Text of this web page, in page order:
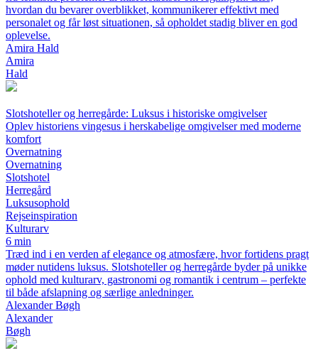
hvordan du bevarer overblikket, kommunikerer effektivt med
personalet og får løst situationen, så opholdet stadig bliver en god
oplevelse.
Amira Hald
Amira
Hald
Slotshoteller og herregårde: Luksus i historiske omgivelser
Oplev historiens vingesus i herskabelige omgivelser med moderne
komfort
Overnatning
Overnatning
Slotshotel
Herregård
Luksusophold
Rejseinspiration
Kulturarv
6 min
Træd ind i en verden af elegance og atmosfære, hvor fortidens pragt
møder nutidens luksus. Slotshoteller og herregårde byder på unikke
ophold med kulturarv, gastronomi og romantik i centrum – perfekte
til både afslapning og særlige anledninger.
Alexander Bøgh
Alexander
Bøgh